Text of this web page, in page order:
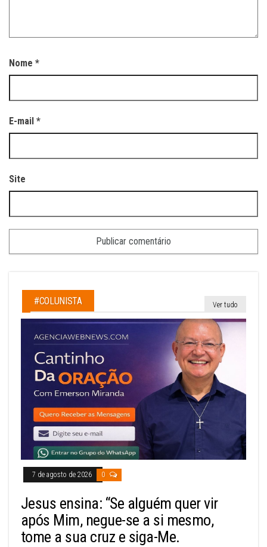
Nome *
E-mail *
Site
#COLUNISTA Ver tudo
7 de agosto de 2026 0
Jesus ensina: “Se alguém quer vir
após Mim, negue-se a si mesmo,
tome a sua cruz e siga-Me.